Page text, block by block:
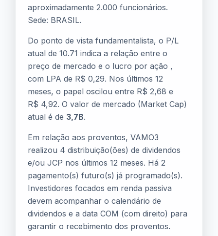
aproximadamente 2.000 funcionários.
Sede: BRASIL.
Do ponto de vista fundamentalista, o P/L
atual de 10.71 indica a relação entre o
preço de mercado e o lucro por ação ,
com LPA de R$ 0,29. Nos últimos 12
meses, o papel oscilou entre R$ 2,68 e
R$ 4,92. O valor de mercado (Market Cap)
atual é de 3,7B.
Em relação aos proventos, VAMO3
realizou 4 distribuição(ões) de dividendos
e/ou JCP nos últimos 12 meses. Há 2
pagamento(s) futuro(s) já programado(s).
Investidores focados em renda passiva
devem acompanhar o calendário de
dividendos e a data COM (com direito) para
garantir o recebimento dos proventos.